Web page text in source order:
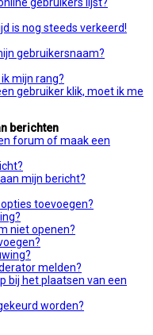
gebruikers lijst?
is nog steeds verkeerd!
gebruikersnaam?
mijn rang?
gebruiker klik, moet ik me
berichten
forum of maak een
mijn bericht?
toevoegen?
niet openen?
melden?
bij het plaatsen van een
worden?